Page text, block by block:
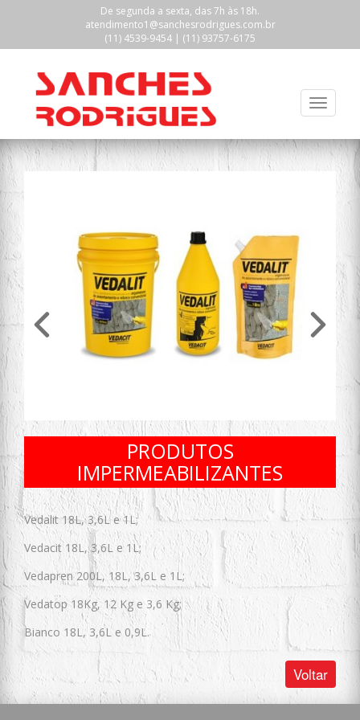
De segunda a sexta, das 7h às 18h.
atendimento1@sanchesrodrigues.com.br
(11) 4539-9454 | (11) 93757-6175
PRODUTOS
IMPERMEABILIZANTES
Vedalit 18L, 3,6L e 1L;
Vedacit 18L, 3,6L e 1L;
Vedapren 200L, 18L, 3,6L e 1L;
Vedatop 18Kg, 12 Kg e 3,6 Kg;
Bianco 18L, 3,6L e 0,9L.
Voltar